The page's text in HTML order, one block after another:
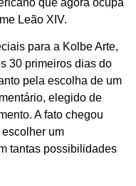
que agora ocupa
Leão XIV.
para a Kolbe Arte,
30 primeiros dias do
pela escolha de um
elegido de
A fato chegou
um
tantas possibilidades